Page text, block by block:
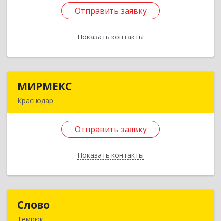
Отправить заявку
Показать контакты
Армавир, Армавир г, Каспарова ул, дом № 19,
МИРМЕКС
Краснодар
Отправить заявку
Показать контакты
Ивана Кияшко ул, дом № 8
Слово
Темрюк